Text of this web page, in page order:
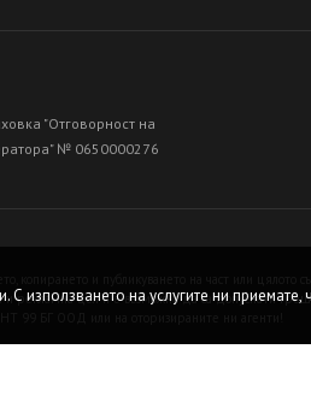
"Отговорност на
№ 0650000276
рекламна цел и е възможно да са допуснати
С използването на услугите ни